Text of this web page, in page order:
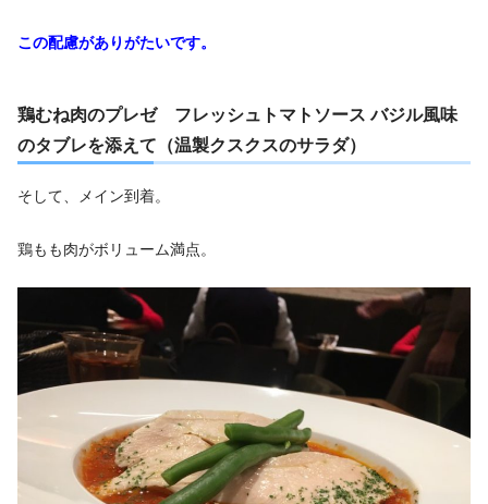
この配慮がありがたいです。
鶏むね肉のプレゼ フレッシュトマトソース バジル風味
のタブレを添えて（温製クスクスのサラダ）
そして、メイン到着。
鶏もも肉がボリューム満点。